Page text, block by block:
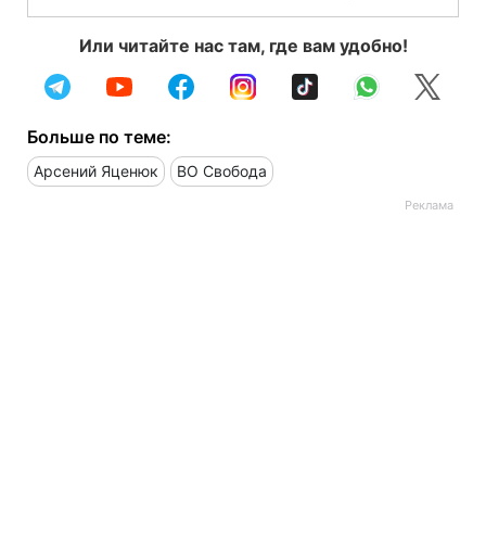
Или читайте нас там, где вам удобно!
Больше по теме:
Арсений Яценюк ВО Свобода